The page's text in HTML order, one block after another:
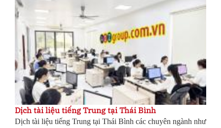
Dịch tài liệu tiếng Trung tại Thái Bình
Dịch tài liệu tiếng Trung tại Thái Bình các chuyên ngành như